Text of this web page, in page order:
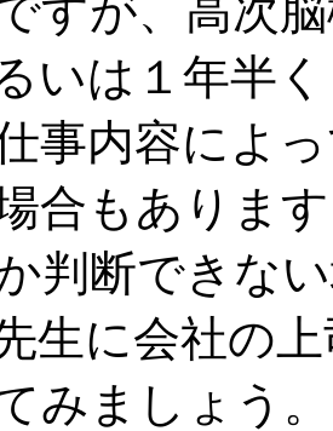
すが、高次
いは１年半
事内容によ
合もありま
判断できな
生に会社の
みましょう